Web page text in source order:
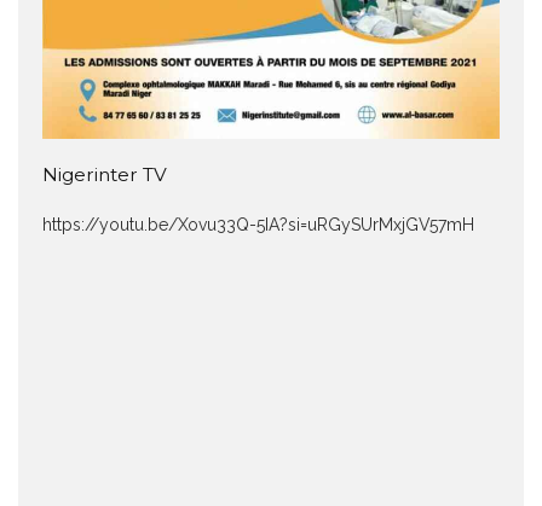
Nigerinter TV
https://youtu.be/Xovu33Q-5IA?si=uRGySUrMxjGV57mH